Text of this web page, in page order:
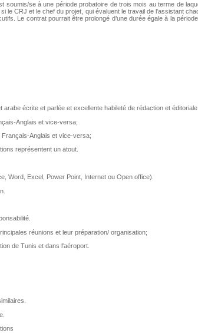
soumis/se à une période probatoire de trois mois au terme de
le CRJ et le chef du projet, qui évaluent le travail de l'assistant
Le contrat pourrait être prolongé d’une durée égale à la
écrite et parlée et excellente habileté de rédaction et éditoriale.
Anglais et vice-versa;
Anglais et vice-versa;
représentent un atout.
Excel, Power Point, Internet ou Open office).
réunions et leur préparation/ organisation;
de Tunis et dans l'aéroport.